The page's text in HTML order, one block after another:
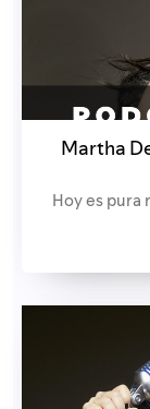
Martha
Hoy es pura